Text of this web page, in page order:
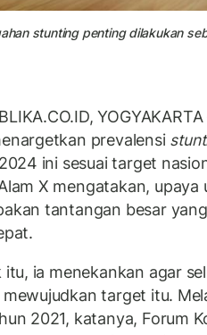
stunting penting dilakukan
prevalensi
ini sesuai target
X mengatakan,
tantangan besar
itu, ia menekankan agar
target itu.
2021, katanya, Forum